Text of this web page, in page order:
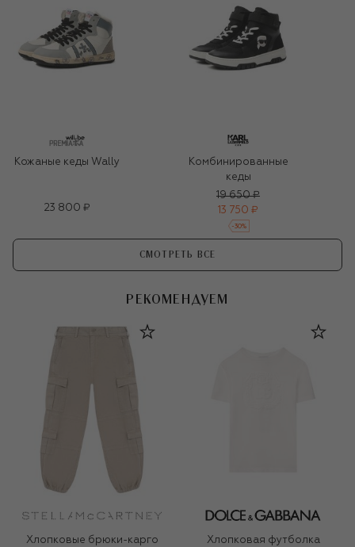
Кожаные кеды Wally
23 800 ₽
Комбинированные
кеды
19 650 ₽
13 750 ₽
-30%
СМОТРЕТЬ ВСЕ
РЕКОМЕНДУЕМ
Хлопковые брюки-карго
Хлопковая футболка